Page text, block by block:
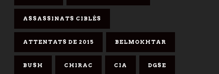
ASSASSINATS CIBLÉS
ATTENTATS DE 2015 BELMOKHTAR
BUSH CHIRAC CIA DGSE